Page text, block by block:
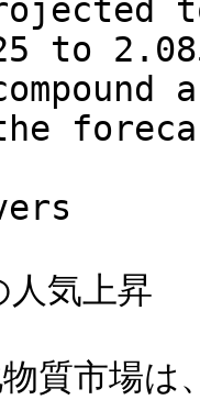
to
to
気上昇
質市場は